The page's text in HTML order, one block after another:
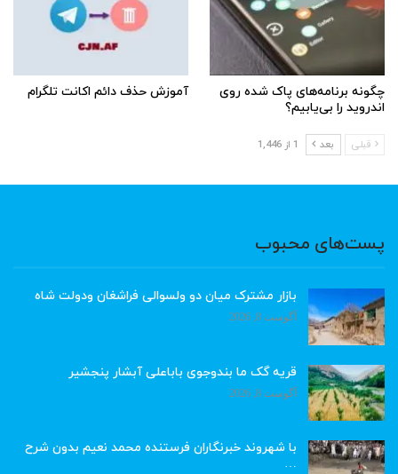
چگونه برنامه‌های پاک شده روی
اندروید را بی‌یابیم؟
آموزش حذف دائم اکانت تلگرام
قبلی بعد 1 از 1,446
پست‌های محبوب
بازار مشترک میان دو ولسوالی فراشغان ودولت شاه
آگوست 8, 2026
قریه گک ما بندوجوی باباعلی آبشار پنجشیر
آگوست 8, 2026
با شهروند خبرنگاران فرستنده محمد نعیم بدون شرح
…